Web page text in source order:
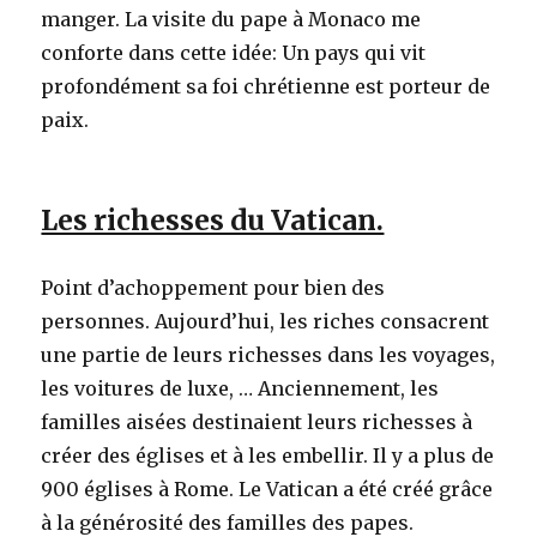
manger. La visite du pape à Monaco me
conforte dans cette idée: Un pays qui vit
profondément sa foi chrétienne est porteur de
paix.
Les richesses du Vatican.
Point d’achoppement pour bien des
personnes. Aujourd’hui, les riches consacrent
une partie de leurs richesses dans les voyages,
les voitures de luxe, … Anciennement, les
familles aisées destinaient leurs richesses à
créer des églises et à les embellir. Il y a plus de
900 églises à Rome. Le Vatican a été créé grâce
à la générosité des familles des papes.